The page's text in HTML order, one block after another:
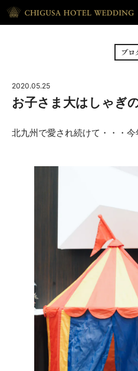
CEREMONY
RECEPTION
ACCESS
アクセス
093-
平日 11:00-19:00（火曜
2020.05.25
お子さま大はしゃぎ
北九州で愛され続けて・・・今